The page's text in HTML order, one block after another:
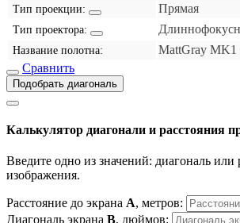
Тип проекции: Прямая
Тип проектора:
Название полотна:
MattGray MK1
Сравнить
Подобрать диагональ
Калькулятор диагонали и расстояния
Введите одно из значений: диагональ или
изображения.
Расстояние до экрана A, метров:
Диагональ экрана B, дюймов: